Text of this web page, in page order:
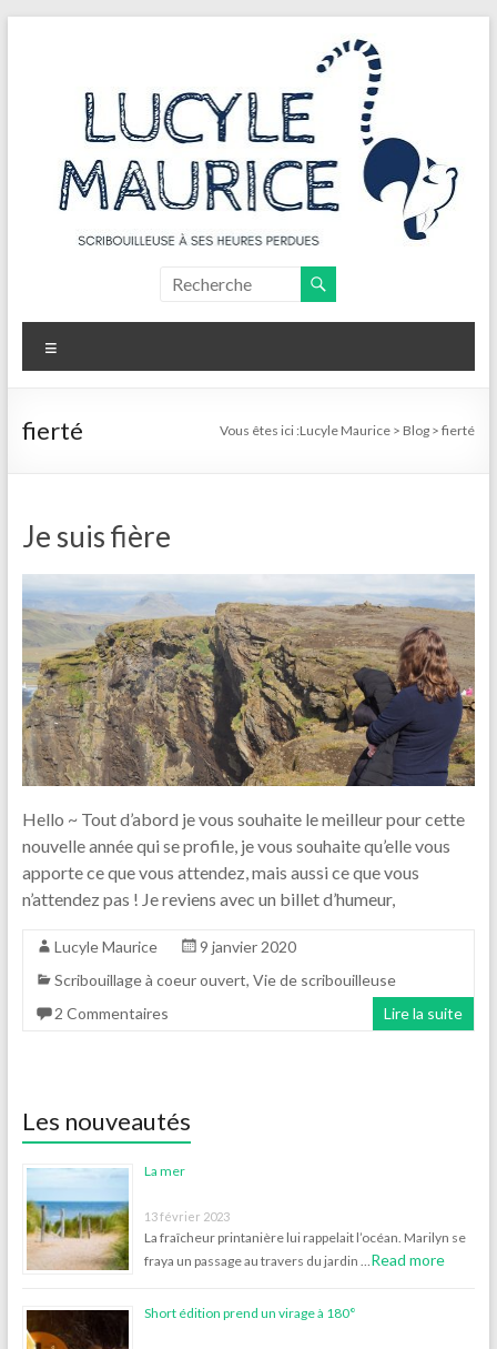
Maurice
Scribouilleuse
ses
fierté Vous êtes ici :Lucyle Maurice > Blog >fierté
Je suis fière
Hello ~ Tout d’abord je vous souhaite le meilleur pour cette
nouvelle année qui se profile, je vous souhaite qu’elle vous
apporte ce que vous attendez, mais aussi ce que vous
n’attendez pas ! Je reviens avec un billet d’humeur,
Lucyle Maurice
9 janvier 2020
Scribouillage à coeur ouvert, Vie de scribouilleuse
2 Commentaires
Lire la suite
Les nouveautés
La mer
13 février 2023
La fraîcheur printanière lui rappelait l’océan. Marilyn se
fraya un passage au travers du jardin … Read more
Short édition prend un virage à 180°